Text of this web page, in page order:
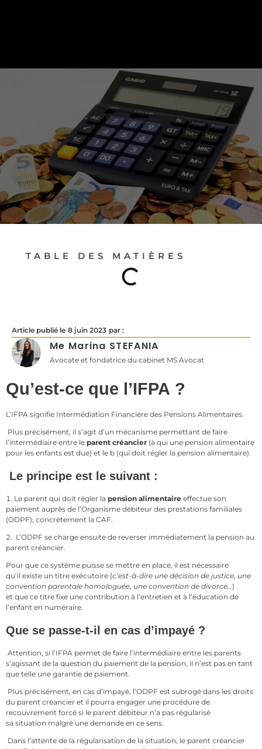
Article publié le 8 juin 2023 par :
Me Marina STEFANIA
Avocate et fondatrice du cabinet MS Avocat
Qu’est-ce que l’IFPA ?
L’IFPA signifie Intermédiation Financière des Pensions Alimentaires.
Plus précisément, il s’agit d’un mécanisme permettant de faire
l’intermédiaire entre le parent créancier (à qui une pension alimentaire
pour les enfants est due) et le b (qui doit régler la pension alimentaire).
Le principe est le suivant :
Le parent qui doit régler la pension alimentaire effectue son
paiement auprès de l’Organisme débiteur des prestations familiales
(ODPF), concrètement la CAF.
L’ODPF se charge ensuite de reverser immédiatement la pension au
parent créancier.
Pour que ce système puisse se mettre en place, il est nécessaire
qu’il existe un titre exécutoire (c’est-à-dire une décision de justice, une
convention parentale homologuée, une convention de divorce…)
et que ce titre fixe une contribution à l’entretien et à l’éducation de
l’enfant en numéraire.
Que se passe-t-il en cas d’impayé ?
Attention, si l’IFPA permet de faire l’intermédiaire entre les parents
s’agissant de la question du paiement de la pension, il n’est pas en tant
que telle une garantie de paiement.
Plus précisément, en cas d’impayé, l’ODPF est subrogé dans les droits
du parent créancier et il pourra engager une procédure de
recouvrement forcé si le parent débiteur n’a pas régularisé
sa situation malgré une demande en ce sens.
Dans l’attente de la régularisation de la situation, le parent créancier
TABLE DES MATIÈRES